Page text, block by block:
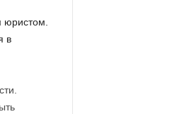
юристом.
в